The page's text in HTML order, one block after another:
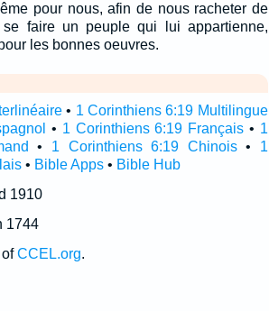
pour nous, afin de nous racheter de
faire un peuple qui lui appartienne,
les bonnes oeuvres.
• 1 Corinthiens 6:19 Multilingue
• 1 Corinthiens 6:19 Français • 1
• 1 Corinthiens 6:19 Chinois• 1
• Bible Apps• Bible Hub
1910
1744
ofCCEL.org.